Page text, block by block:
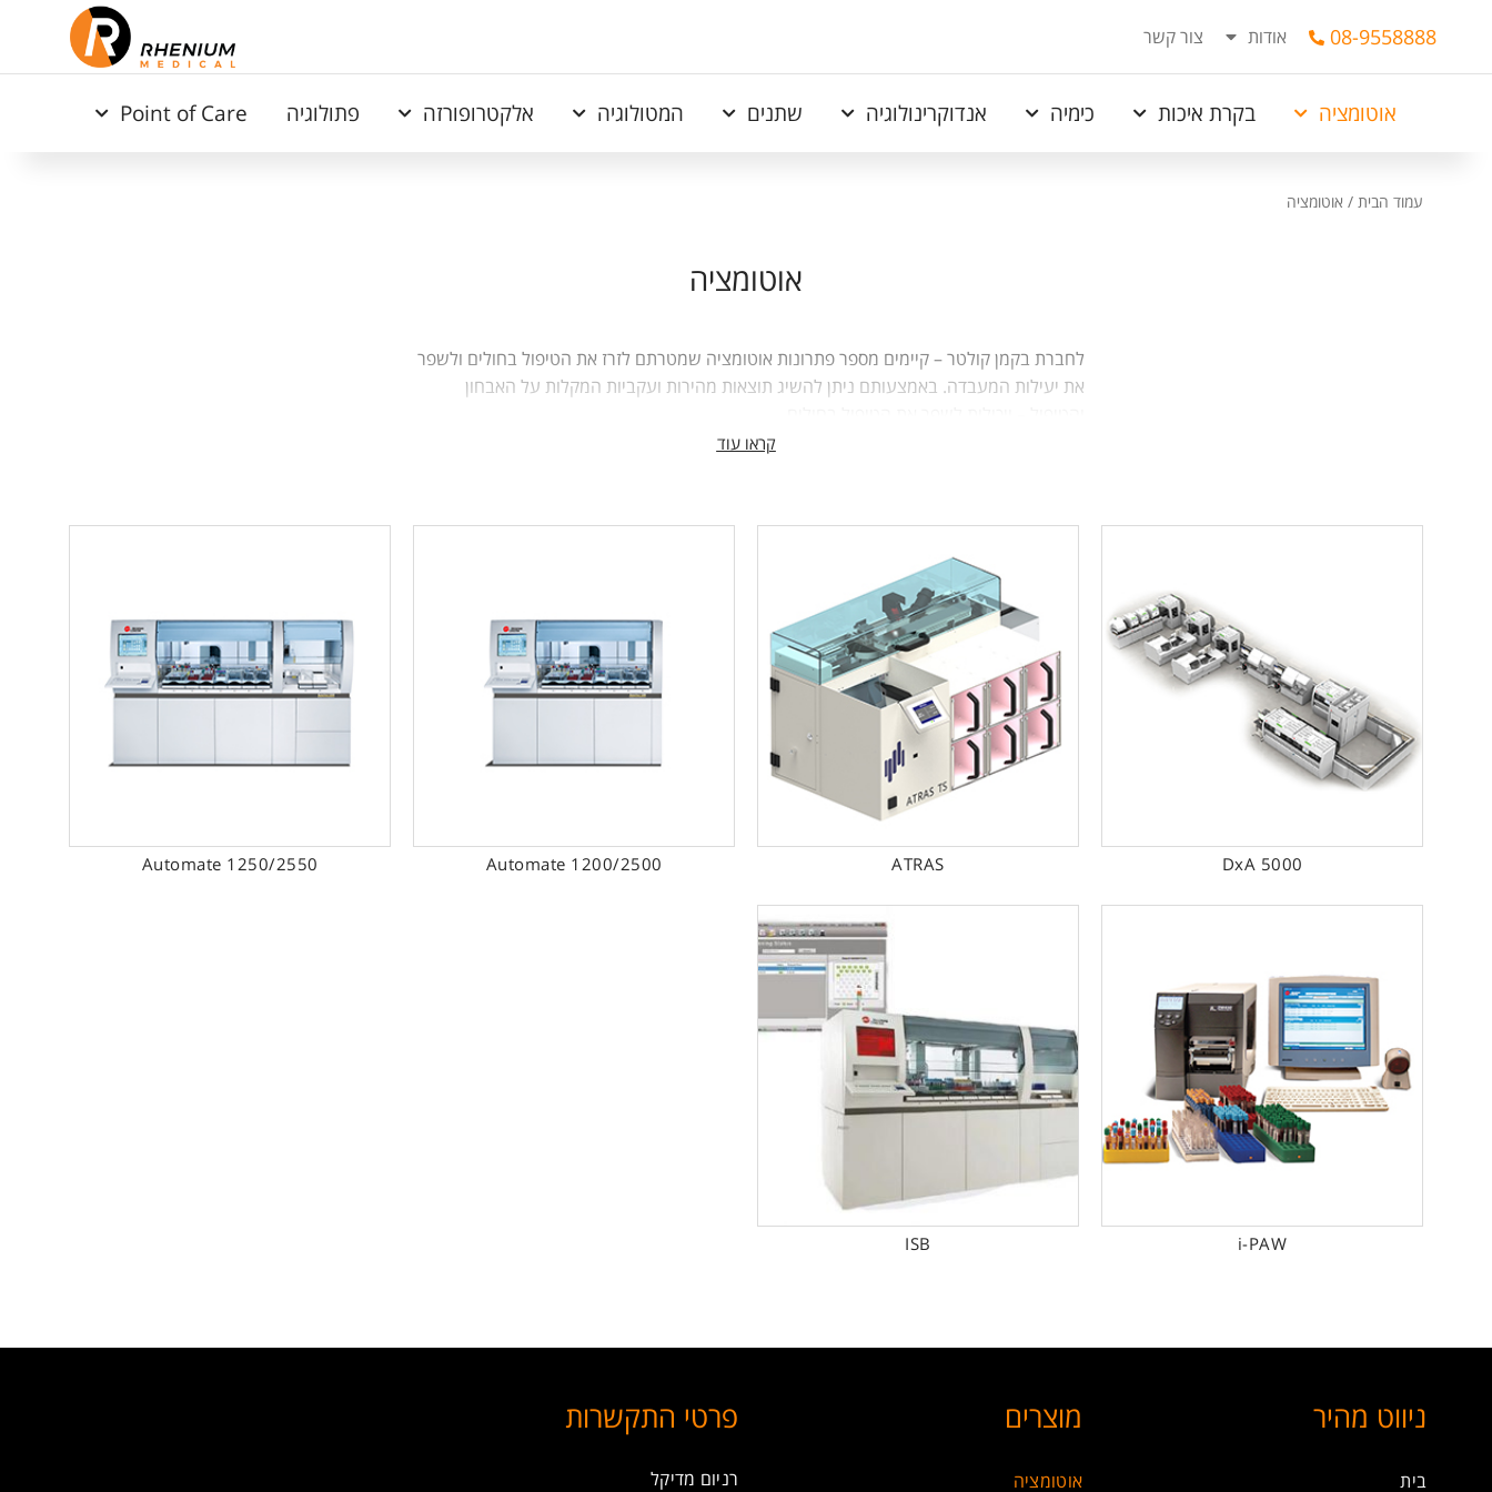
08-9558888 אודות צור קשר
אוטומציה בקרת איכות כימיה אנדוקרינולוגיה שתנים המטולוגיה אלקטרופורזה פתולוגיה Point of Care
עמוד הבית / אוטומציה
אוטומציה
לחברת בקמן קולטר – קיימים מספר פתרונות אוטומציה שמטרתם לזרז את הטיפול בחולים ולשפר
את יעילות המעבדה. באמצעותם ניתן להשיג תוצאות מהירות ועקביות המקלות על האבחון
תוכנה פתוחה למעבדות דיאגנוסטיות.
המערכות מיועדות לעבודה בתפוקה אופטימלית מבלי להעלות את העומס. הן מסנכרנות את זרימת
העבודה לבדיקה ומייעלות את ניהול המטופלים באמצעות שירותי מידע מתקדמים.
קראו עוד
5000 DxA
ATRAS
Automate 1200/2500
Automate 1250/2550
i-PAW
ISB
ניווט מהיר
בית
מוצרים
אוטומציה
פרטי התקשרות
רניום מדיקל